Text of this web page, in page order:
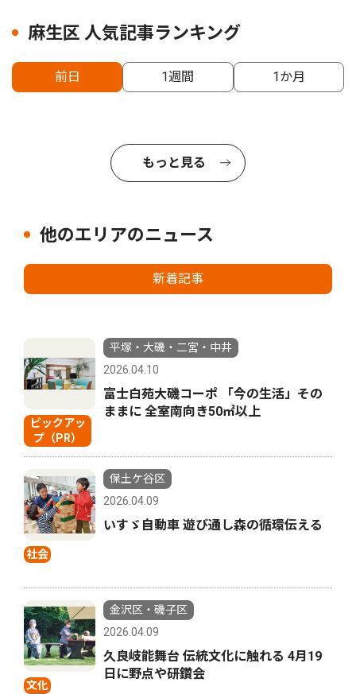
麻生区 人気記事ランキング
前日 1週間 1か月
もっと見る
他のエリアのニュース
新着記事
ピックアッ
プ（PR）
平塚・大磯・二宮・中井
2026.04.10
富士白苑大磯コーポ 「今の生活」その
ままに 全室南向き50㎡以上
社会
保土ケ谷区
2026.04.09
いすゞ自動車 遊び通し森の循環伝える
文化
金沢区・磯子区
2026.04.09
久良岐能舞台 伝統文化に触れる 4月19
日に野点や研鑽会